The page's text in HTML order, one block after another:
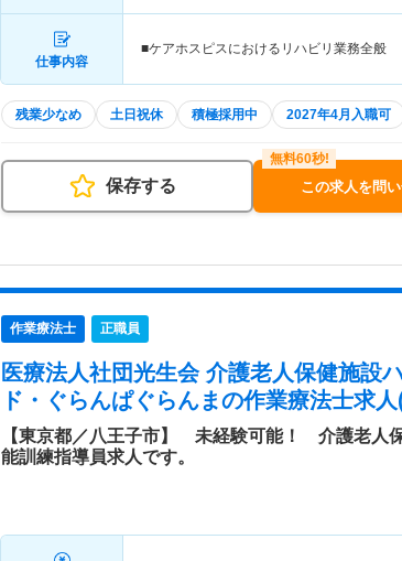
仕事内容
■ケアホスピスにおけるリハビリ業務全般
残業少なめ 土日祝休 積極採用中 2027年4月入職可
保存する この求人を問
作業療法士 正職員
医療法人社団光生会 介護老人保健施設
ド・ぐらんぱぐらんまの作業療法士求
【東京都／八王子市】 未経験可能！ 介護老人
能訓練指導員求人です。